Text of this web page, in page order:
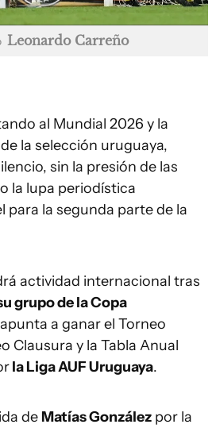
Leonardo Carreño
al Mundial 2026 y la
la selección uruguaya,
sin la presión de las
la lupa periodística
para la segunda parte de la
actividad internacional tras
grupo de la Copa
a ganar el Torneo
Clausura y la Tabla Anual
la Liga AUF Uruguaya.
de Matías González por la